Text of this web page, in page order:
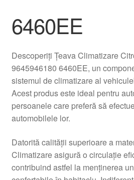
Contul meu
Despre noi
Finalizare comandă
Livrare în toată lumea
6460EE
Descoperiți Țeava Climatizare
9645946180 6460EE, un
sistemul de climatizare al
Acest produs este ideal pentru
persoanele care preferă să
automobilele lor.
Datorită calității superioare a
Climatizare asigură o circulație
contribuind astfel la menținerea